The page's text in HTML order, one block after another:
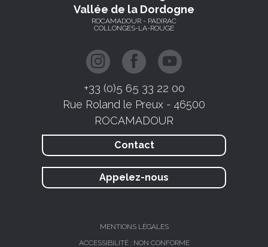
Vallée de la Dordogne
ROCAMADOUR - PADIRAC
COLLONGES-LA-ROUGE
+33 (0)5 65 33 22 00
Rue Roland le Preux - 46500
ROCAMADOUR
Contact
Appelez-nous
MENTIONS LÉGALES
ACCESSIBILITÉ : NON CONFORME